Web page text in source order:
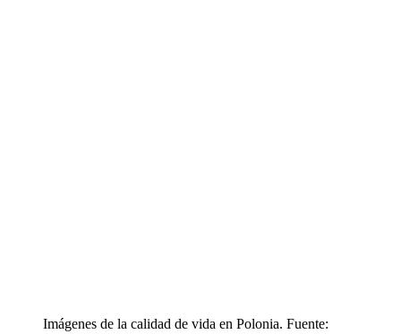
Imágenes de la calidad de vida en Polonia. Fuente: